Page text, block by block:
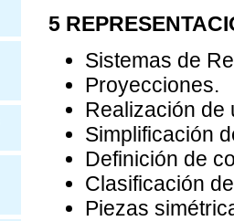
5
Sistemas de
Proyecciones.
Realización de
Simplificación
Definición de
Clasificación
Piezas